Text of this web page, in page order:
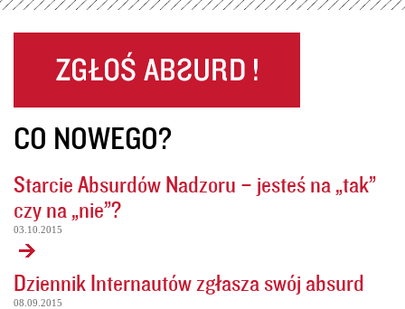
CO NOWEGO?
Starcie Absurdów Nadzoru – jesteś na „tak”
czy na „nie”?
03.10.2015
Dziennik Internautów zgłasza swój absurd
08.09.2015